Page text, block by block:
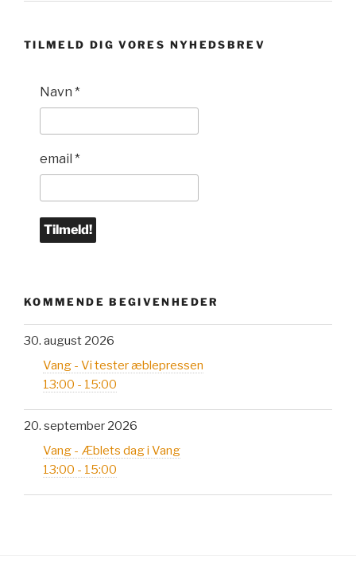
TILMELD DIG VORES NYHEDSBREV
Navn *
email *
KOMMENDE BEGIVENHEDER
30. august 2026
Vang - Vi tester æblepressen
13:00 - 15:00
20. september 2026
Vang - Æblets dag i Vang
13:00 - 15:00